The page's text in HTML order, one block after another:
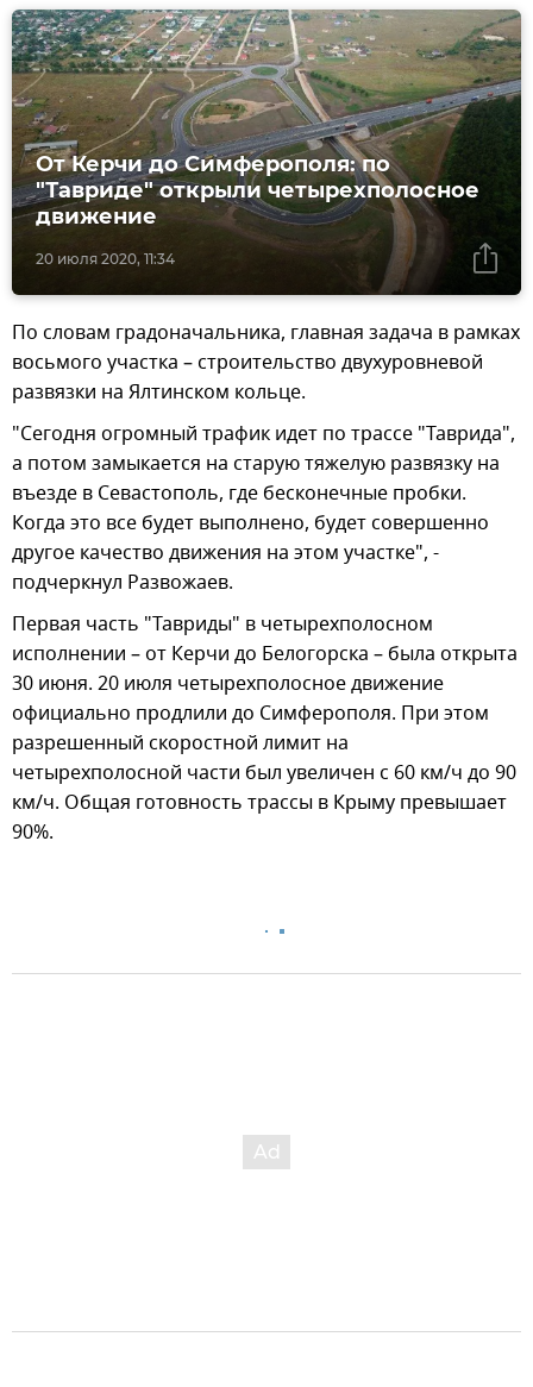
20 июля 2020, 11:34
От Керчи до Симферополя: по
"Тавриде" открыли четырехполосное
движение
По словам градоначальника, главная задача в рамках
восьмого участка – строительство двухуровневой
развязки на Ялтинском кольце.
"Сегодня огромный трафик идет по трассе "Таврида",
а потом замыкается на старую тяжелую развязку на
въезде в Севастополь, где бесконечные пробки.
Когда это все будет выполнено, будет совершенно
другое качество движения на этом участке", -
подчеркнул Развожаев.
Первая часть "Тавриды" в четырехполосном
исполнении – от Керчи до Белогорска – была открыта
30 июня. 20 июля четырехполосное движение
официально продлили до Симферополя. При этом
разрешенный скоростной лимит на
четырехполосной части был увеличен с 60 км/ч до 90
км/ч. Общая готовность трассы в Крыму превышает
90%.